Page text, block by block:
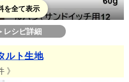
を全て表示
レシピ詳細
ルト生地
》